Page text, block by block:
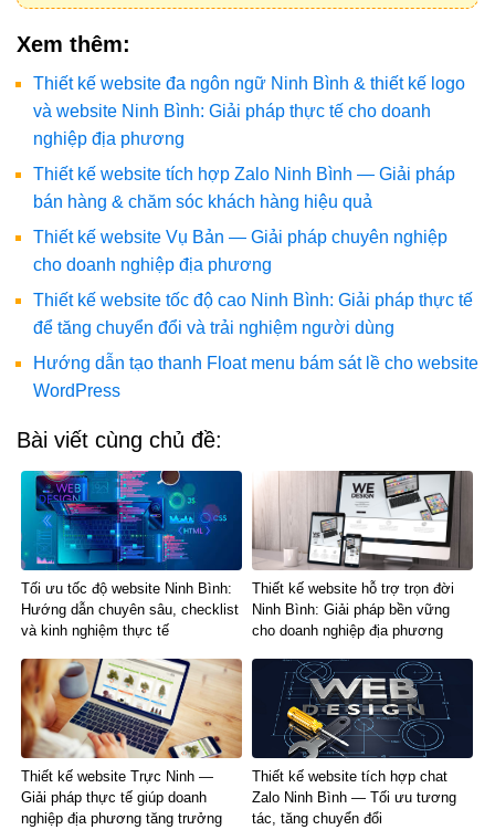
Xem thêm:
Thiết kế website đa ngôn ngữ Ninh Bình & thiết kế logo
và website Ninh Bình: Giải pháp thực tế cho doanh
nghiệp địa phương
Thiết kế website tích hợp Zalo Ninh Bình — Giải pháp
bán hàng & chăm sóc khách hàng hiệu quả
Thiết kế website Vụ Bản — Giải pháp chuyên nghiệp
cho doanh nghiệp địa phương
Thiết kế website tốc độ cao Ninh Bình: Giải pháp thực tế
để tăng chuyển đổi và trải nghiệm người dùng
Hướng dẫn tạo thanh Float menu bám sát lề cho website
WordPress
Bài viết cùng chủ đề:
Tối ưu tốc độ website Ninh Bình:
Hướng dẫn chuyên sâu, checklist
và kinh nghiệm thực tế
Thiết kế website hỗ trợ trọn đời
Ninh Bình: Giải pháp bền vững
cho doanh nghiệp địa phương
Thiết kế website Trực Ninh —
Giải pháp thực tế giúp doanh
nghiệp địa phương tăng trưởng
Thiết kế website tích hợp chat
Zalo Ninh Bình — Tối ưu tương
tác, tăng chuyển đổi